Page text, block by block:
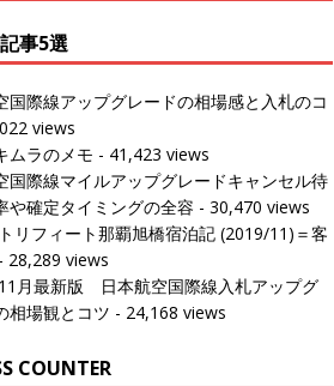
事5選
国際線アップグレードの相場感と入札のコ
views
ムラのメモ - 41,423 views
国際線マイルアップグレードキャンセル待
や確定タイミングの全容 - 30,470 views
リフィート那覇旭橋宿泊記 (2019/11)＝客
- 28,289 views
月最新版 日本航空国際線入札アップグ
相場観とコツ - 24,168 views
COUNTER